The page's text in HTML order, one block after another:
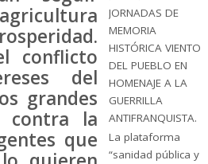
conflicto
del
grandes
contra la
que
JORNADAS DE
MEMORIA
HISTÓRICA VIENTO
DEL PUEBLO EN
HOMENAJE A LA
GUERRILLA
ANTIFRANQUISTA.
La plataforma
“sanidad pública y